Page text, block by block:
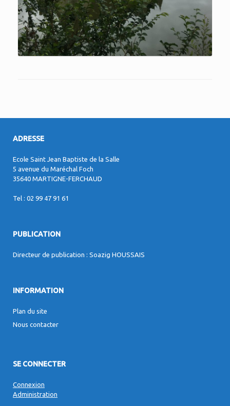
ADRESSE
Ecole Saint Jean Baptiste de la Salle
5 avenue du Maréchal Foch
35640 MARTIGNE-FERCHAUD
Tel : 02 99 47 91 61
PUBLICATION
Directeur de publication : Soazig HOUSSAIS
INFORMATION
Plan du site
Nous contacter
SE CONNECTER
Connexion
Administration